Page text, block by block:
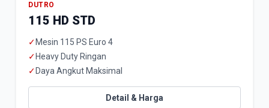
DUTRO
115 HD STD
✓ Mesin 115 PS Euro 4
✓ Heavy Duty Ringan
✓ Daya Angkut Maksimal
Detail & Harga